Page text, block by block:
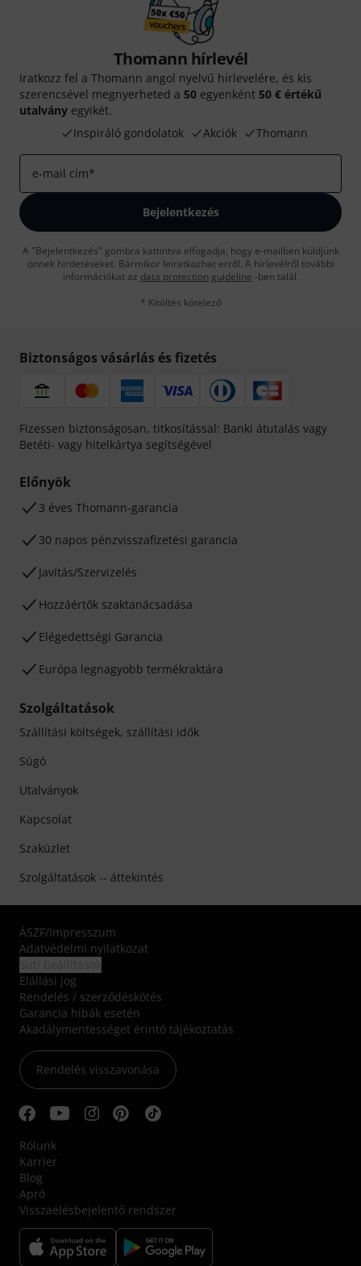
Thomann hírlevél
Iratkozz fel a Thomann angol nyelvű hírlevelére, és kis
szerencsével megnyerheted a 50 egyenként 50 € értékű
utalvány egyikét.
Inspiráló gondolatok
Akciók Thomann
e-mail cím*
Bejelentkezés
A "Bejelentkezés" gombra kattintva elfogadja, hogy e-mailben küldjünk
önnek hirdetéseket. Bármikor leiratkozhat erről. A hírlevélről további
információkat az data protection guideline -ben talál.
* Kitöltés kötelező
Biztonságos vásárlás és fizetés
Fizessen biztonságosan, titkosítással: Banki átutalás vagy
Betéti- vagy hitelkártya segítségével
Előnyök
3 éves Thomann-garancia
30 napos pénzvisszafizetési garancia
Javítás/Szervizelés
Hozzáértők szaktanácsadása
Elégedettségi Garancia
Európa legnagyobb termékraktára
Szolgáltatások
Szállítási költségek, szállítási idők
Súgó
Utalványok
Kapcsolat
Szaküzlet
Szolgáltatások -- áttekintés
ÁSZF/Impresszum
Adatvédelmi nyilatkozat
Elállási jog
Rendelés / szerződéskötés
Garancia hibák esetén
Akadálymentességet érintő tájékoztatás
Rendelés visszavonása
Rólunk
Karrier
Blog
Apró
Visszaélésbejelentő rendszer